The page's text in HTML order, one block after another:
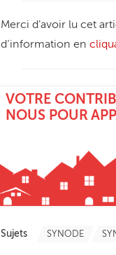
Merci d'avoir lu cet
d’information en
VOTRE
NOUS POUR
Sujets SYNODE